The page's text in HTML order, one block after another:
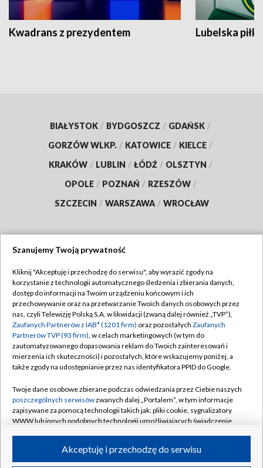
Kwadrans z prezydentem Lubelska piłka
BIAŁYSTOK / BYDGOSZCZ / GDAŃSK /
GORZÓW WLKP. / KATOWICE / KIELCE /
KRAKÓW / LUBLIN / ŁÓDŹ / OLSZTYN /
OPOLE / POZNAŃ / RZESZÓW /
SZCZECIN / WARSZAWA / WROCŁAW
TVP
Abonament TVP
Emisja w TVP
Centrum informacji TVP
Naziemna Telewizja Cyfrowa
Rada Programowa
System NOS
Informacje o nadawcy
Program dla prasy
Regulamin TVP
Polityka prywatności
Moje zgody
Pomoc
Kontakt
Kanały
Szanujemy Twoją prywatność
Kliknij "Akceptuję i przechodzę do serwisu", aby wyrazić zgody na
korzystanie z technologii automatycznego śledzenia i zbierania danych,
dostęp do informacji na Twoim urządzeniu końcowym i ich
przechowywanie oraz na przetwarzanie Twoich danych osobowych przez
nas, czyli Telewizję Polską S.A. w likwidacji (zwaną dalej również „TVP”),
Zaufanych Partnerów z IAB* (1201 firm) oraz pozostałych Zaufanych
Partnerów TVP (93 firm), w celach marketingowych (w tym do
zautomatyzowanego dopasowania reklam do Twoich zainteresowań i
mierzenia ich skuteczności) i pozostałych, które wskazujemy poniżej, a
także zgody na udostępnianie przez nas identyfikatora PPID do Google.
Twoje dane osobowe zbierane podczas odwiedzania przez Ciebie naszych
poszczególnych serwisówzwanych dalej „Portalem”, w tym informacje
zapisywane za pomocą technologii takich jak: pliki cookie, sygnalizatory
WWW lub innych podobnych technologii umożliwiających świadczenie
ruchu w Internecie.Akceptuję i przechodzę do serwisu